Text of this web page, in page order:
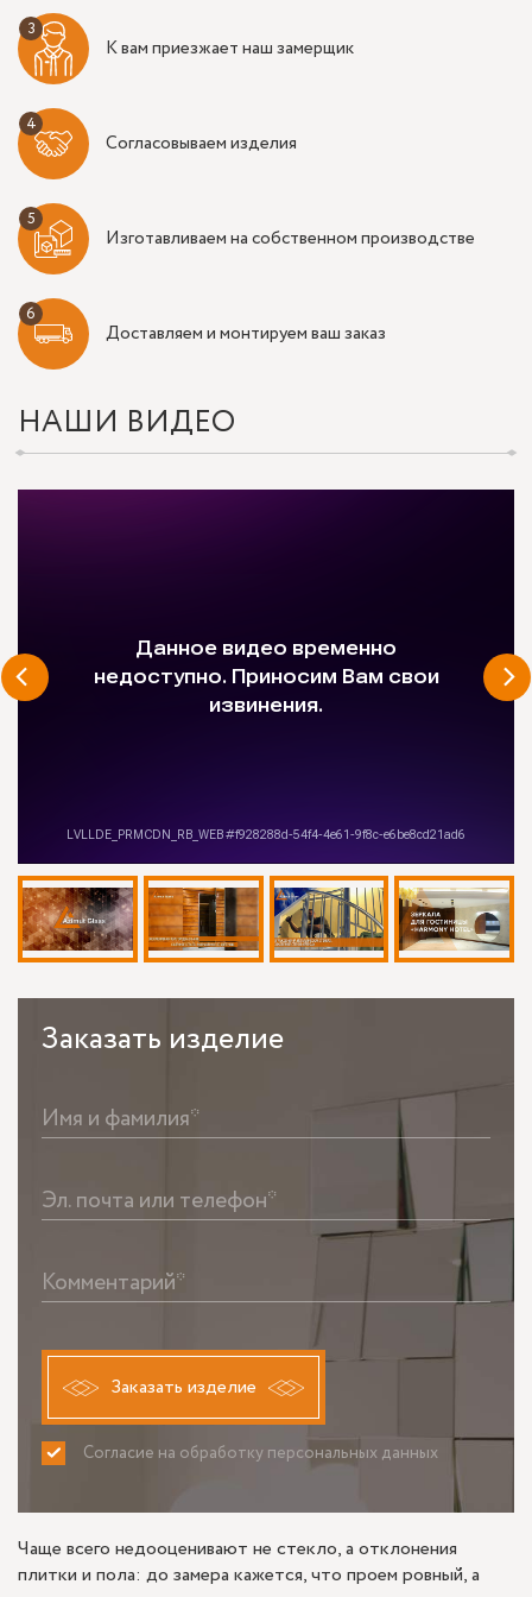
К вам приезжает наш замерщик
Согласовываем изделия
Изготавливаем на собственном производстве
Доставляем и монтируем ваш заказ
НАШИ ВИДЕО
Заказать изделие
Имя и фамилия*
Эл. почта или телефон*
Комментарий*
Заказать изделие
Согласие на обработку персональных данных
ПРИНИМАЮ НЕ ПРИНИМАЮ
Чаще всего недооценивают не стекло, а отклонения
плитки и пола: до замера кажется, что проем ровный, а